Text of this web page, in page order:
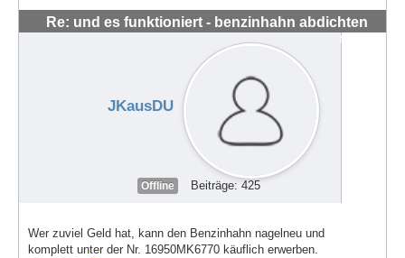
Re: und es funktioniert - benzinhahn abdichten
#56318
JKausDU
Offline Beiträge: 425
Wer zuviel Geld hat, kann den Benzinhahn nagelneu und
komplett unter der Nr. 16950MK6770 käuflich erwerben.